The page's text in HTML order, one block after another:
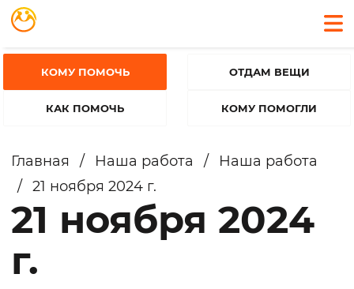
КОМУ ПОМОЧЬ
КАК ПОМОЧЬ
ОТДАМ ВЕЩИ
КОМУ ПОМОГЛИ
Главная / Наша работа /
Наша работа
/ 21 ноября 2024 г.
21 ноября 2024
г.